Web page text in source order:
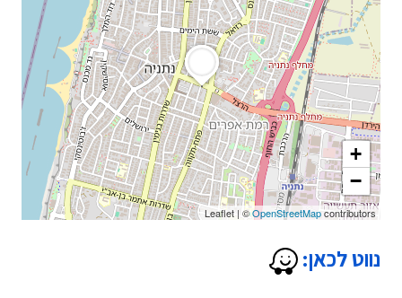
+
−
Leaflet | ©OpenStreetMapcontributors
נווט לכאן: